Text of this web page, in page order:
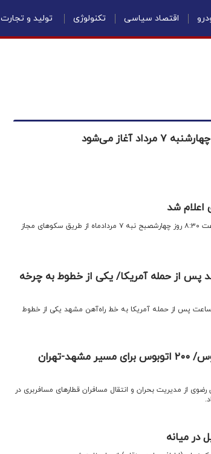
اقتصاد سیاسی تکنولوژی تولید و تجارت
آغاز می‌شود
شد
اقتصادنیوز: پیش فروش بلیت قطارهای مسافری از ساعت ۸:۳۰ روز چهارشصبح نبه ۷ مردادماه از طریق سکوهای مجاز
پس از حمله آمریکا/ یکی از خطوط به چرخه
اقتصادنیوز: مدیرعامل راه‌آهن اعلام کرد: در کمتر از ۱۳ ساعت پس از حمله آمریکا به خط راه‌آهن مشهد یکی از خطوط
انتقال مسافران قطار با ۷۰ دستگاه اتوبوس/ ۲۰۰ اتوبوس برای مسیر مشهد-تهران
از مدیریت بحران و انتقال مسافران قطارهای مسافربری در
در میانه